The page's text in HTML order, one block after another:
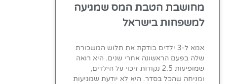
מחושבת הטבת המס שמגיעה
למשפחות בישראל
אמא ל-3 ילדים בודקת את תלוש המשכורת
שלה בפעם הראשונה אחרי שנים. היא רואה
שמופיעות 2.5 נקודות זיכוי על הילדים,
ומניחה שהכל בסדר. היא לא יודעת שמגיעות